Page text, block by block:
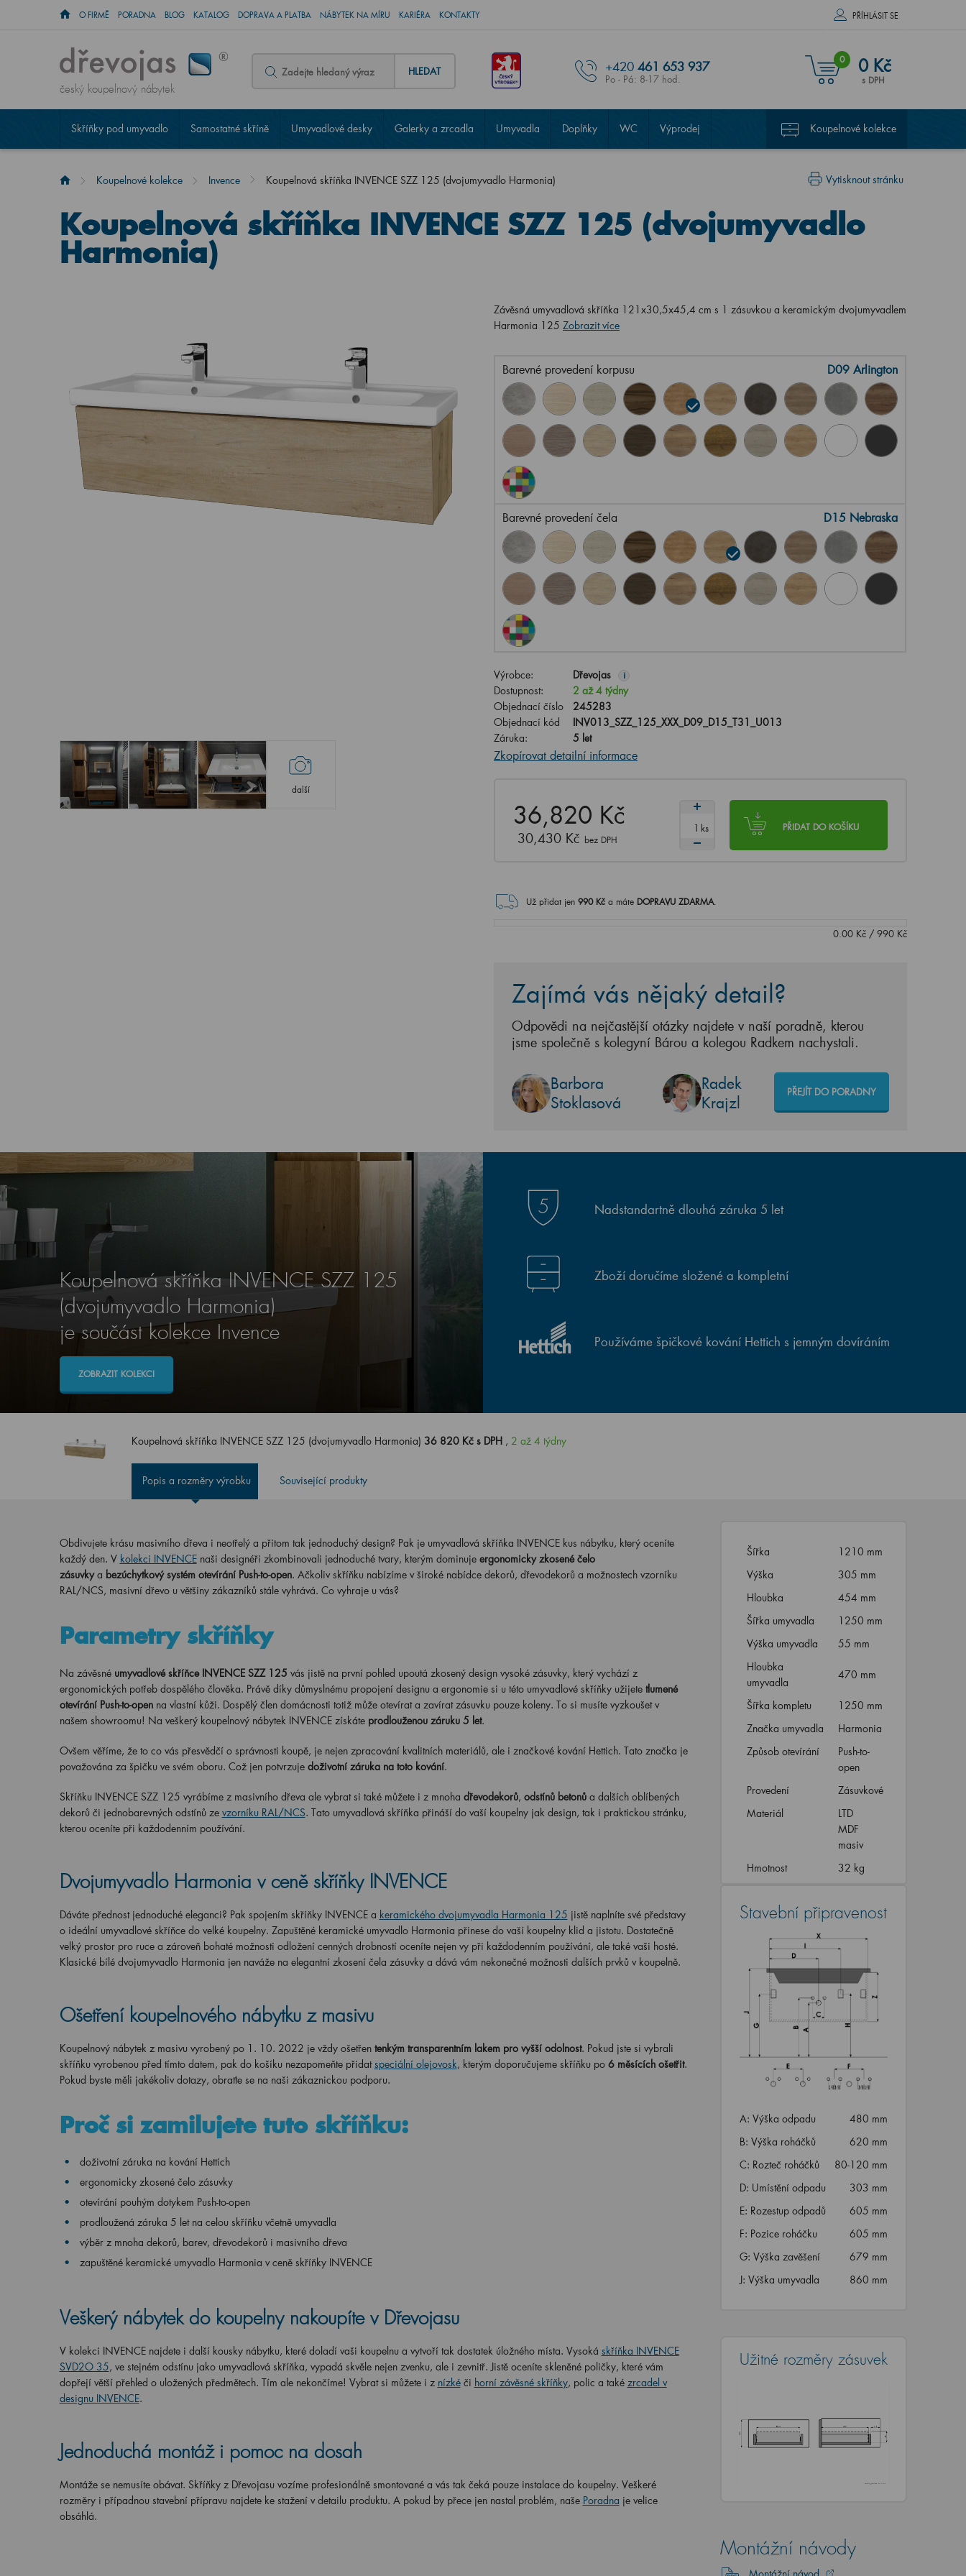
O FIRMĚ PORADNA BLOG KATALOG DOPRAVA A PLATBA NÁBYTEK NA MÍRU KARIÉRA KONTAKTY PŘÍHLÁSIT SE
český koupelnový nábytek
HLEDAT +420 461 653 937
Po - Pá: 8-17 hod.
0 0 Kč
s DPH
Skříňky pod umyvadlo Samostatné skříně Umyvadlové desky Galerky a zrcadla Umyvadla Doplňky WC Výprodej Koupelnové kolekce
Vytisknout stránku
Koupelnové kolekce Invence Koupelnová skříňka INVENCE SZZ 125 (dvojumyvadlo Harmonia)
Koupelnová skříňka INVENCE SZZ 125 (dvojumyvadlo
Harmonia)
další
Závěsná umyvadlová skříňka 121x30,5x45,4 cm s 1 zásuvkou a keramickým dvojumyvadlem
Harmonia 125 Zobrazit více
Barevné provedení korpusu D09 Arlington
Barevné provedení čela D15 Nebraska
Výrobce: Dřevojas i
Dostupnost:
2 až 4 týdny
Objednací číslo
245283
Objednací kód
INV013_SZZ_125_XXX_D09_D15_T31_U013
Záruka:
5 let
Zkopírovat detailní informace
36,820 Kč
30,430 Kč bez DPH
PŘIDAT DO KOŠÍKU
ks
Už přidat jen 990Kč a máte DOPRAVU ZDARMA.
0.00Kč/ 990Kč
Zajímá vás nějaký detail?
Odpovědi na nejčastější otázky najdete v naší poradně, kterou
jsme společně s kolegyní Bárou a kolegou Radkem nachystali.
Barbora
Stoklasová
Radek
Krajzl
PŘEJÍT DO PORADNY
Koupelnová skříňka INVENCE SZZ 125
(dvojumyvadlo Harmonia)
je součást kolekce Invence
ZOBRAZIT KOLEKCI
Nadstandartně dlouhá záruka 5 let
Zboží doručíme složené a kompletní
Používáme špičkové kování Hettich s jemným dovíráním
Koupelnová skříňka INVENCE SZZ 125 (dvojumyvadlo Harmonia) 36 820 Kč s DPH , 2 až 4 týdny
Popis a rozměry výrobku Související produkty
Obdivujete krásu masivního dřeva i neotřelý a přitom tak jednoduchý design? Pak je umyvadlová skříňka INVENCE kus nábytku, který oceníte
každý den. V kolekci INVENCE naši designéři zkombinovali jednoduché tvary, kterým dominuje ergonomicky zkosené čelo
zásuvky a bezúchytkový systém otevírání Push-to-open. Ačkoliv skříňku nabízíme v široké nabídce dekorů, dřevodekorů a možnostech vzorníku
RAL/NCS, masivní dřevo u většiny zákazníků stále vyhrává. Co vyhraje u vás?
Parametry skříňky
Na závěsné umyvadlové skříňce INVENCE SZZ 125 vás jistě na první pohled upoutá zkosený design vysoké zásuvky, který vychází z
ergonomických potřeb dospělého člověka. Právě díky důmyslnému propojení designu a ergonomie si u této umyvadlové skříňky užijete tlumené
otevírání Push-to-open na vlastní kůži. Dospělý člen domácnosti totiž může otevírat a zavírat zásuvku pouze koleny. To si musíte vyzkoušet v
našem showroomu! Na veškerý koupelnový nábytek INVENCE získáte prodlouženou záruku 5 let.
Ovšem věříme, že to co vás přesvědčí o správnosti koupě, je nejen zpracování kvalitních materiálů, ale i značkové kování Hettich. Tato značka je
považována za špičku ve svém oboru. Což jen potvrzuje doživotní záruka na toto kování.
Skříňku INVENCE SZZ 125 vyrábíme z masivního dřeva ale vybrat si také můžete i z mnoha dřevodekorů, odstínů betonů a dalších oblíbených
dekorů či jednobarevných odstínů ze vzorníku RAL/NCS. Tato umyvadlová skříňka přináší do vaší koupelny jak design, tak i praktickou stránku,
kterou oceníte při každodenním používání.
Dvojumyvadlo Harmonia v ceně skříňky INVENCE
Dáváte přednost jednoduché eleganci? Pak spojením skříňky INVENCE a keramického dvojumyvadla Harmonia 125 jistě naplníte své představy
o ideální umyvadlové skříňce do velké koupelny. Zapuštěné keramické umyvadlo Harmonia přinese do vaší koupelny klid a jistotu. Dostatečně
velký prostor pro ruce a zároveň bohaté možnosti odložení cenných drobností oceníte nejen vy při každodenním používání, ale také vaši hosté.
Klasické bílé dvojumyvadlo Harmonia jen naváže na elegantní zkosení čela zásuvky a dává vám nekonečné možnosti dalších prvků v koupelně.
Ošetření koupelnového nábytku z masivu
Koupelnový nábytek z masivu vyrobený po 1. 10. 2022 je vždy ošetřen tenkým transparentním lakem pro vyšší odolnost. Pokud jste si vybrali
skříňku vyrobenou před tímto datem, pak do košíku nezapomeňte přidat speciální olejovosk, kterým doporučujeme skříňku po 6 měsících ošetřit.
Pokud byste měli jakékoliv dotazy, obraťte se na naši zákaznickou podporu.
Proč si zamilujete tuto skříňku:
doživotní záruka na kování Hettich
ergonomicky zkosené čelo zásuvky
otevírání pouhým dotykem Push-to-open
prodloužená záruka 5 let na celou skříňku včetně umyvadla
výběr z mnoha dekorů, barev, dřevodekorů i masivního dřeva
zapuštěné keramické umyvadlo Harmonia v ceně skříňky INVENCE
Veškerý nábytek do koupelny nakoupíte v Dřevojasu
V kolekci INVENCE najdete i další kousky nábytku, které doladí vaši koupelnu a vytvoří tak dostatek úložného místa. Vysoká skříňka INVENCE
SVD2O 35, ve stejném odstínu jako umyvadlová skříňka, vypadá skvěle nejen zvenku, ale i zevnitř. Jistě oceníte skleněné poličky, které vám
dopřejí větší přehled o uložených předmětech. Tím ale nekončíme! Vybrat si můžete i z nízké či horní závěsné skříňky, polic a také zrcadel v
designu INVENCE.
Jednoduchá montáž i pomoc na dosah
Montáže se nemusíte obávat. Skříňky z Dřevojasu vozíme profesionálně smontované a vás tak čeká pouze instalace do koupelny. Veškeré
rozměry i případnou stavební přípravu najdete ke stažení v detailu produktu. A pokud by přece jen nastal problém, naše Poradna je velice
obsáhlá.
Šířka
1210 mm
Výška
305 mm
Hloubka
454 mm
Šířka umyvadla
1250 mm
Výška umyvadla
55 mm
Hloubka
umyvadla
470 mm
Šířka kompletu
1250 mm
Značka umyvadla
Harmonia
Způsob otevírání
Push-to-
open
Provedení
Zásuvkové
Materiál
LTD
MDF
masiv
Hmotnost
32 kg
Stavební připravenost
A: Výška odpadu
480 mm
B: Výška roháčků
620 mm
C: Rozteč roháčků
80-120 mm
D: Umístění odpadu
303 mm
E: Rozestup odpadů
605 mm
F: Pozice roháčku
605 mm
G: Výška zavěšení
679 mm
J: Výška umyvadla
860 mm
Užitné rozměry zásuvek
Montážní návody